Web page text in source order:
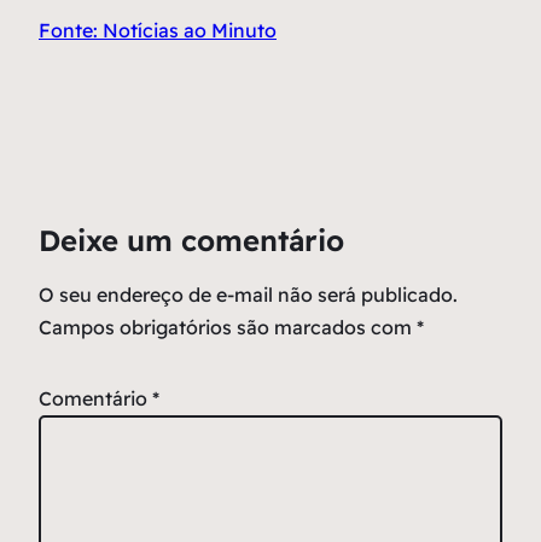
Fonte: Notícias ao Minuto
Deixe um comentário
O seu endereço de e-mail não será publicado.
Campos obrigatórios são marcados com *
Comentário *